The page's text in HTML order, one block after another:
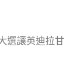
選讓英迪拉甘